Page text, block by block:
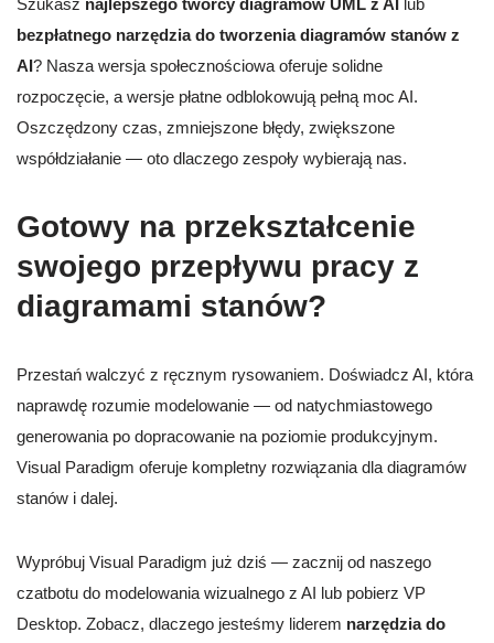
Szukasz najlepszego twórcy diagramów UML z AI lub
bezpłatnego narzędzia do tworzenia diagramów stanów z
AI? Nasza wersja społecznościowa oferuje solidne
rozpoczęcie, a wersje płatne odblokowują pełną moc AI.
Oszczędzony czas, zmniejszone błędy, zwiększone
współdziałanie — oto dlaczego zespoły wybierają nas.
Gotowy na przekształcenie
swojego przepływu pracy z
diagramami stanów?
Przestań walczyć z ręcznym rysowaniem. Doświadcz AI, która
naprawdę rozumie modelowanie — od natychmiastowego
generowania po dopracowanie na poziomie produkcyjnym.
Visual Paradigm oferuje kompletny rozwiązania dla diagramów
stanów i dalej.
Wypróbuj Visual Paradigm już dziś — zacznij od naszego
czatbotu do modelowania wizualnego z AI lub pobierz VP
Desktop. Zobacz, dlaczego jesteśmy liderem narzędzia do